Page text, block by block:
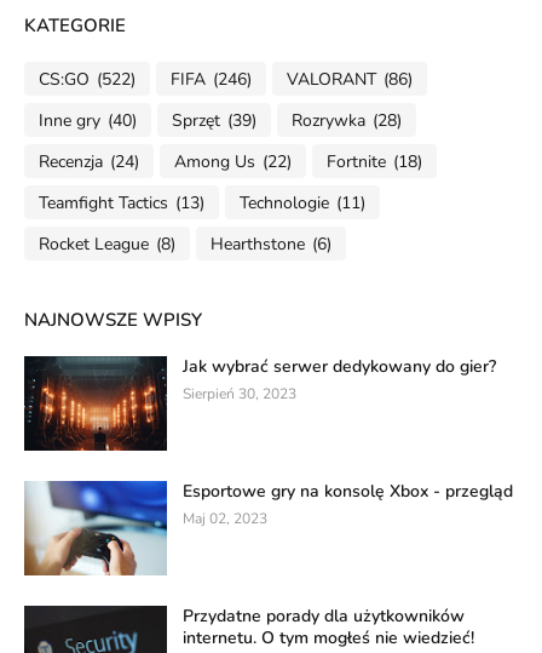
KATEGORIE
CS:GO (522) FIFA (246) VALORANT (86)
Inne gry (40) Sprzęt (39) Rozrywka (28)
Recenzja (24) Among Us (22) Fortnite (18)
Teamfight Tactics (13) Technologie (11)
Rocket League (8) Hearthstone (6)
NAJNOWSZE WPISY
Jak wybrać serwer dedykowany do gier?
Sierpień 30, 2023
Esportowe gry na konsolę Xbox - przegląd
Maj 02, 2023
Przydatne porady dla użytkowników
internetu. O tym mogłeś nie wiedzieć!